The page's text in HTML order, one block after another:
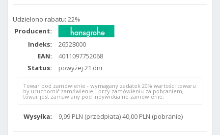
Udzielono rabatu: 22%
Producent:
Indeks:
26528000
EAN:
4011097752068
Status:
powyżej 21 dni
Towar pod zamówienie - wymagany zadatek 20% wartości towaru
by uruchomić zamówienie - przy zamówieniu za pobraniem,
towar jest zamawiany pod indywidualne zamówienie.
Wysyłka: 9,99 PLN (przedpłata) 40,00 PLN (pobranie)